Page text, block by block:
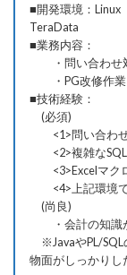
■開発環境：
TeraData
■業務内容：
・問い合わせ
・PG改修作業
■技術経験：
(必須)
<1>問い合わせ
<2>複雑なSQL
<3>Excelマク
<4>上記環境で
(尚良)
・会計の知識
※JavaやPL/SQL
物面がしっかりし